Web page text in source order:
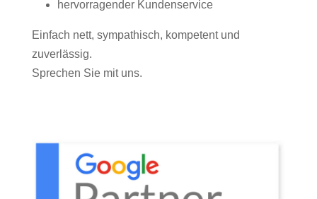
hervorragender Kundenservice
Einfach nett, sympathisch, kompetent und
zuverlässig.
Sprechen Sie mit uns.